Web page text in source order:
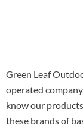
Green Leaf
operated
know our
these brands of